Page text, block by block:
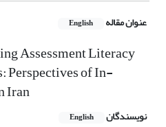
عنوان مقاله English
Assessment Literacy
Perspectives of In-
Iran
نویسندگان English